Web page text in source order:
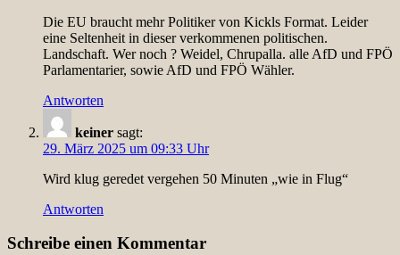
Die EU braucht mehr Politiker von Kickls Format. Leider
eine Seltenheit in dieser verkommenen politischen.
Landschaft. Wer noch ? Weidel, Chrupalla. alle AfD und FPÖ
Parlamentarier, sowie AfD und FPÖ Wähler.
Antworten
keiner sagt:
29. März 2025 um 09:33 Uhr
Wird klug geredet vergehen 50 Minuten „wie in Flug“
Antworten
Schreibe einen Kommentar